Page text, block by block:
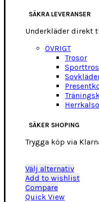
SÄKRA LEVERANSER
Underkläder direkt
ÖVRIGT
Trosor
SÄKER SHOPING
Trygga köp via
Välj alternativDen
här
Add to wishlist
Compare
Quick View